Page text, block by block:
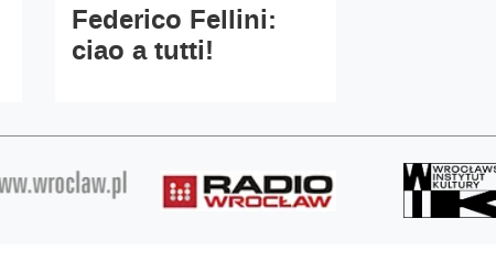
Federico Fellini:
ciao a tutti!